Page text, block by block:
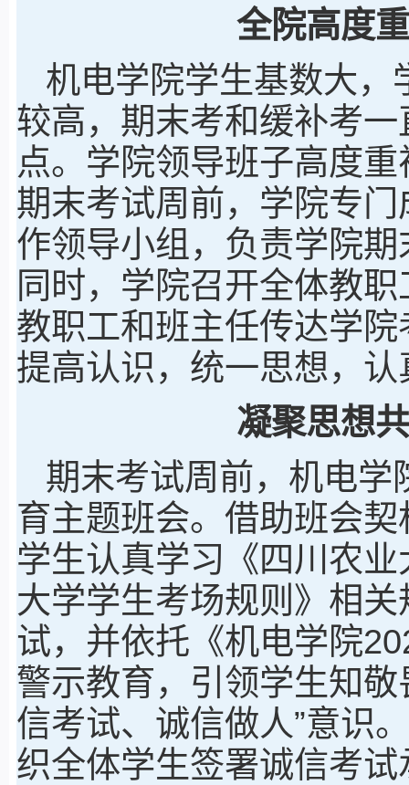
全院高度
机电学院学生基数大，
较高，期末考和缓补考
点。学院领导班子高度
期末考试周前，学院专
作领导小组，负责学院
同时，学院召开全体教
教职工和班主任传达学
提高认识，统一思想，
凝聚思想
期末考试周前，机电学
育主题班会。借助班会
学生认真学习《四川农
大学学生考场规则》相
试，并依托《机电学院
警示教育，引领学生知
信考试、诚信做人”意识
织全体学生签署诚信考试